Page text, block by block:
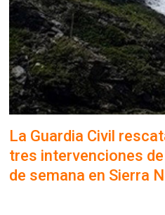
La Guardia Civil
tres intervenciones
de semana en Sierra